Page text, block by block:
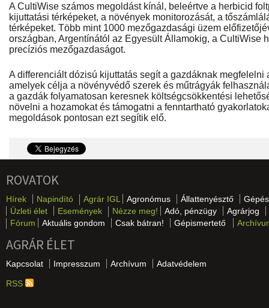
A CultiWise számos megoldást kínál, beleértve a herbicid
kijuttatási térképeket, a növények monitorozását, a
térképeket. Több mint 1000 mezőgazdasági üzem
országban, Argentínától az Egyesült Államokig, a CultiWise
precíziós mezőgazdaságot.
A differenciált dózisú kijuttatás segít a gazdáknak
amelyek célja a növényvédő szerek és műtrágyák
a gazdák folyamatosan keresnek költségcsökkentési
növelni a hozamokat és támogatni a fenntartható
megoldások pontosan ezt segítik elő.
ROVATOK
Hírek Napindító Agrár IGL Agronómus Állattenyésztő
Üzleti élet
Események Nézze meg! Adó, pénzügy
Agrárjog
Fórum
Aktuális gondom Csak bátran! Gépismertető
AGRÁR ÉLET
Kapcsolat Impresszum Archívum Adatvédelem
RSS